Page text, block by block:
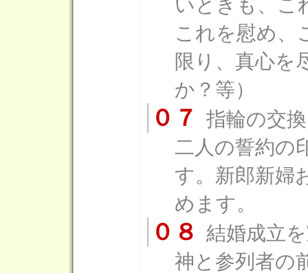
いときも、こ
これを慰め、
限り、真心を
か？等）
０７
指輪の交換
二人の誓約の
す。新郎新婦
めます。
０８ 結婚成立
神と参列者の